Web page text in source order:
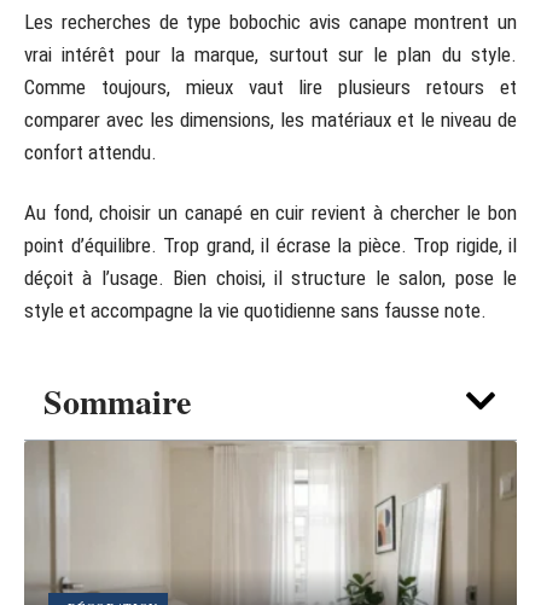
Sommaire
Les recherches de type bobochic avis canape montrent un
vrai intérêt pour la marque, surtout sur le plan du style.
Comme toujours, mieux vaut lire plusieurs retours et
comparer avec les dimensions, les matériaux et le niveau de
confort attendu.
Au fond, choisir un canapé en cuir revient à chercher le bon
point d’équilibre. Trop grand, il écrase la pièce. Trop rigide, il
déçoit à l’usage. Bien choisi, il structure le salon, pose le
style et accompagne la vie quotidienne sans fausse note.